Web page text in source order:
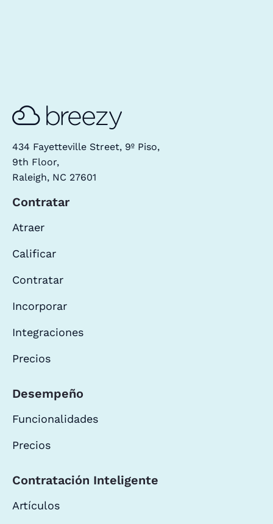
434 Fayetteville Street, 9º Piso,
9th Floor,
Raleigh, NC 27601
Contratar
Atraer
Calificar
Contratar
Incorporar
Integraciones
Precios
Desempeño
Funcionalidades
Precios
Contratación Inteligente
Artículos